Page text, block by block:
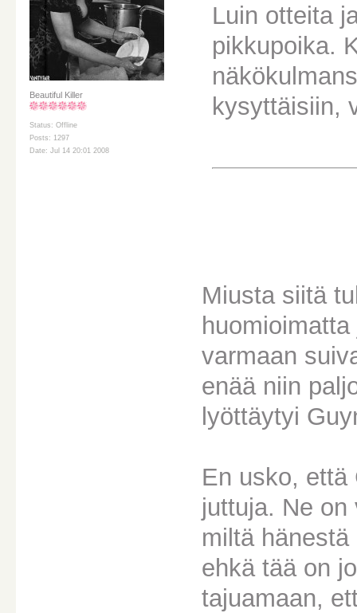
Beautiful Killer
Status: Offline
Posts: 1297
Date: Jul 14 20:01 2008
Luin otteita
pikkupoika.
kysyttäisiin,
Miusta siitä
varmaan
enää niin
lyöttäytyi
En usko, että
juttuja. Ne
miltä
ehkä tää on
tajuamaan,